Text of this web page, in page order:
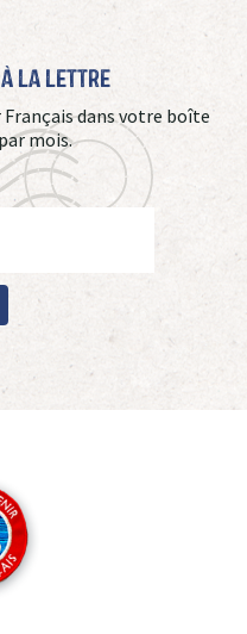
La Lettre
Français dans votre boîte
mois.